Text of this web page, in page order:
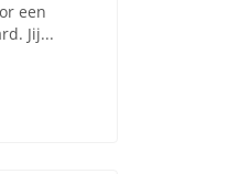
een
Jij...